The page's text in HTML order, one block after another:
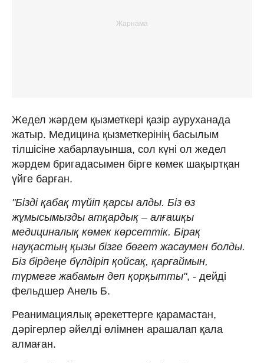
Жедел жәрдем қызметкері қазір ауруханада
жатыр. Медицина қызметкерінің басылым
тілшісіне хабарлауынша, сол күні ол жедел
жәрдем бригадасымен бірге көмек шақыртқан
үйге барған.
"Бізді қабақ түйіп қарсы алды. Біз өз
жұмысымызды атқардық – алғашқы
медициналық көмек көрсеттік. Бірақ
науқастың қызы бізге бөгет жасаумен болды.
Біз бірдеңе бүлдіріп қойсақ, қарғаймын,
түрмеге жабамын деп қорқытты", - дейді
фельдшер Анель Б.
Реанимациялық әрекеттерге қарамастан,
дәрігерлер әйелді өлімнен арашалап қала
алмаған.